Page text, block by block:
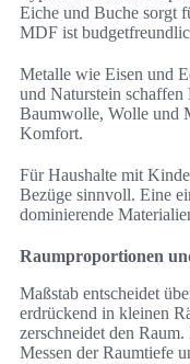
Eiche und Buche sorgt
MDF ist
Metalle wie Eisen und
und Naturstein
Baumwolle, Wolle und
Komfort.
Für Haushalte mit
Bezüge sinnvoll. Eine
dominierende
Raumproportionen
Maßstab entscheidet
erdrückend in kleinen
zerschneidet den
Messen der Raumtiefe